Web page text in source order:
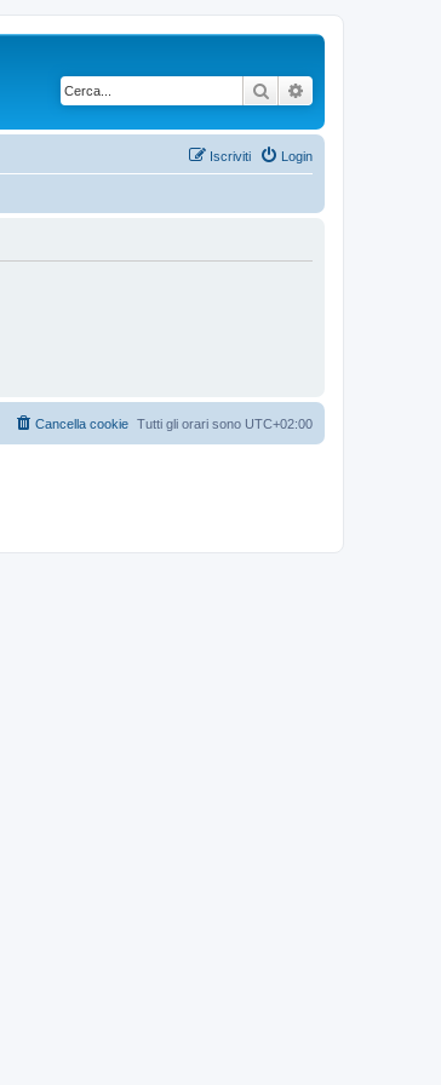
Cerca
Login
Iscriviti
Tutti gli orari sono UTC+02:00
Cancella cookie